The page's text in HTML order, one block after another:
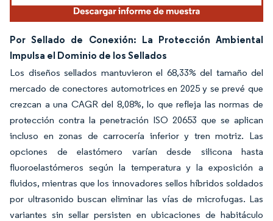
Por Sellado de Conexión: La Protección Ambiental
Impulsa el Dominio de los Sellados
Los diseños sellados mantuvieron el 68,33% del tamaño del
mercado de conectores automotrices en 2025 y se prevé que
crezcan a una CAGR del 8,08%, lo que refleja las normas de
protección contra la penetración ISO 20653 que se aplican
incluso en zonas de carrocería inferior y tren motriz. Las
opciones de elastómero varían desde silicona hasta
fluoroelastómeros según la temperatura y la exposición a
fluidos, mientras que los innovadores sellos híbridos soldados
por ultrasonido buscan eliminar las vías de microfugas. Las
variantes sin sellar persisten en ubicaciones de habitáculo